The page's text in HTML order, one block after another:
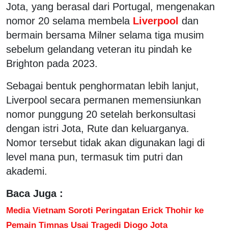
Jota, yang berasal dari Portugal, mengenakan
nomor 20 selama membela Liverpool dan
bermain bersama Milner selama tiga musim
sebelum gelandang veteran itu pindah ke
Brighton pada 2023.
Sebagai bentuk penghormatan lebih lanjut,
Liverpool secara permanen memensiunkan
nomor punggung 20 setelah berkonsultasi
dengan istri Jota, Rute dan keluarganya.
Nomor tersebut tidak akan digunakan lagi di
level mana pun, termasuk tim putri dan
akademi.
Baca Juga :
Media Vietnam Soroti Peringatan Erick Thohir ke
Pemain Timnas Usai Tragedi Diogo Jota